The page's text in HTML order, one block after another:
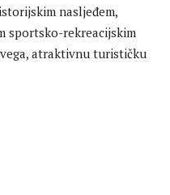
nasljeđem,
sportsko-rekreacijskim
atraktivnu turističku